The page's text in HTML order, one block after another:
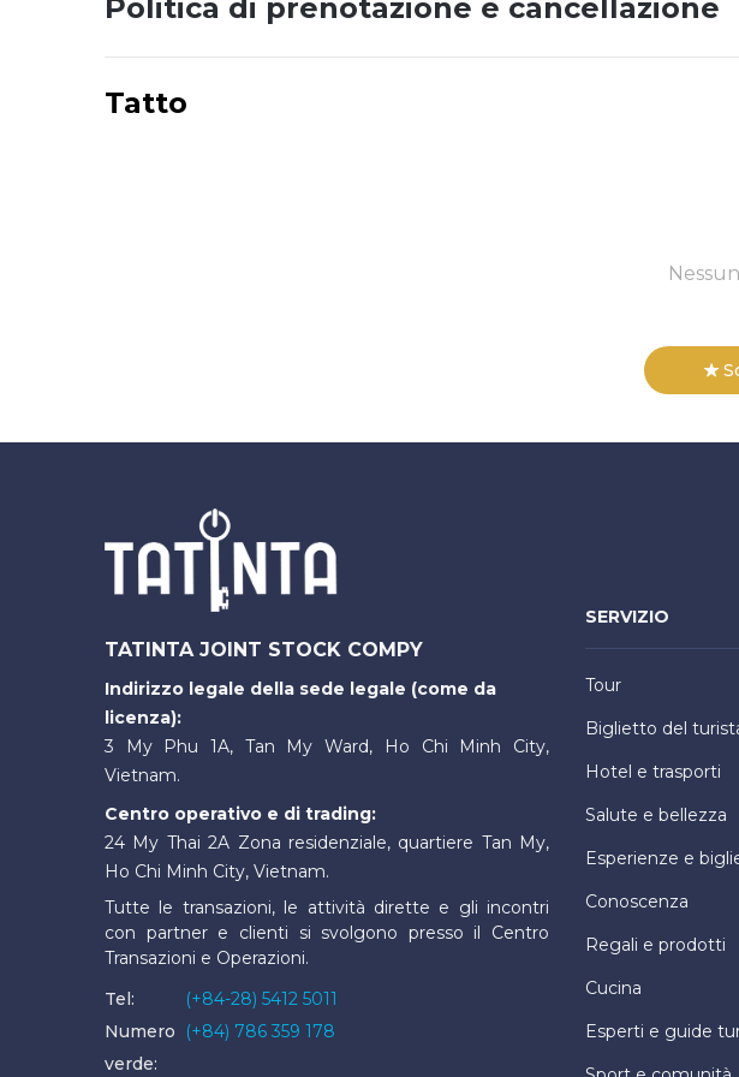
Politica di prenotazione e cancellazione
Tatto
TATINTA JOINT STOCK COMPY
Indirizzo legale della sede legale (come da
licenza):
3 My Phu 1A, Tan My Ward, Ho Chi Minh City,
Vietnam.
Centro operativo e di trading:
24 My Thai 2A Zona residenziale, quartiere Tan My,
Ho Chi Minh City, Vietnam.
Tutte le transazioni, le attività dirette e gli incontri
con partner e clienti si svolgono presso il Centro
Transazioni e Operazioni.
Tel:
(+84-28) 5412 5011
Numero
verde:
(+84) 786 359 178
SERVIZIO
Tour
Biglietto del
Hotel e trasporti
Salute e bellezza
Esperienze e
Conoscenza
Regali e prodotti
Cucina
Esperti e guide